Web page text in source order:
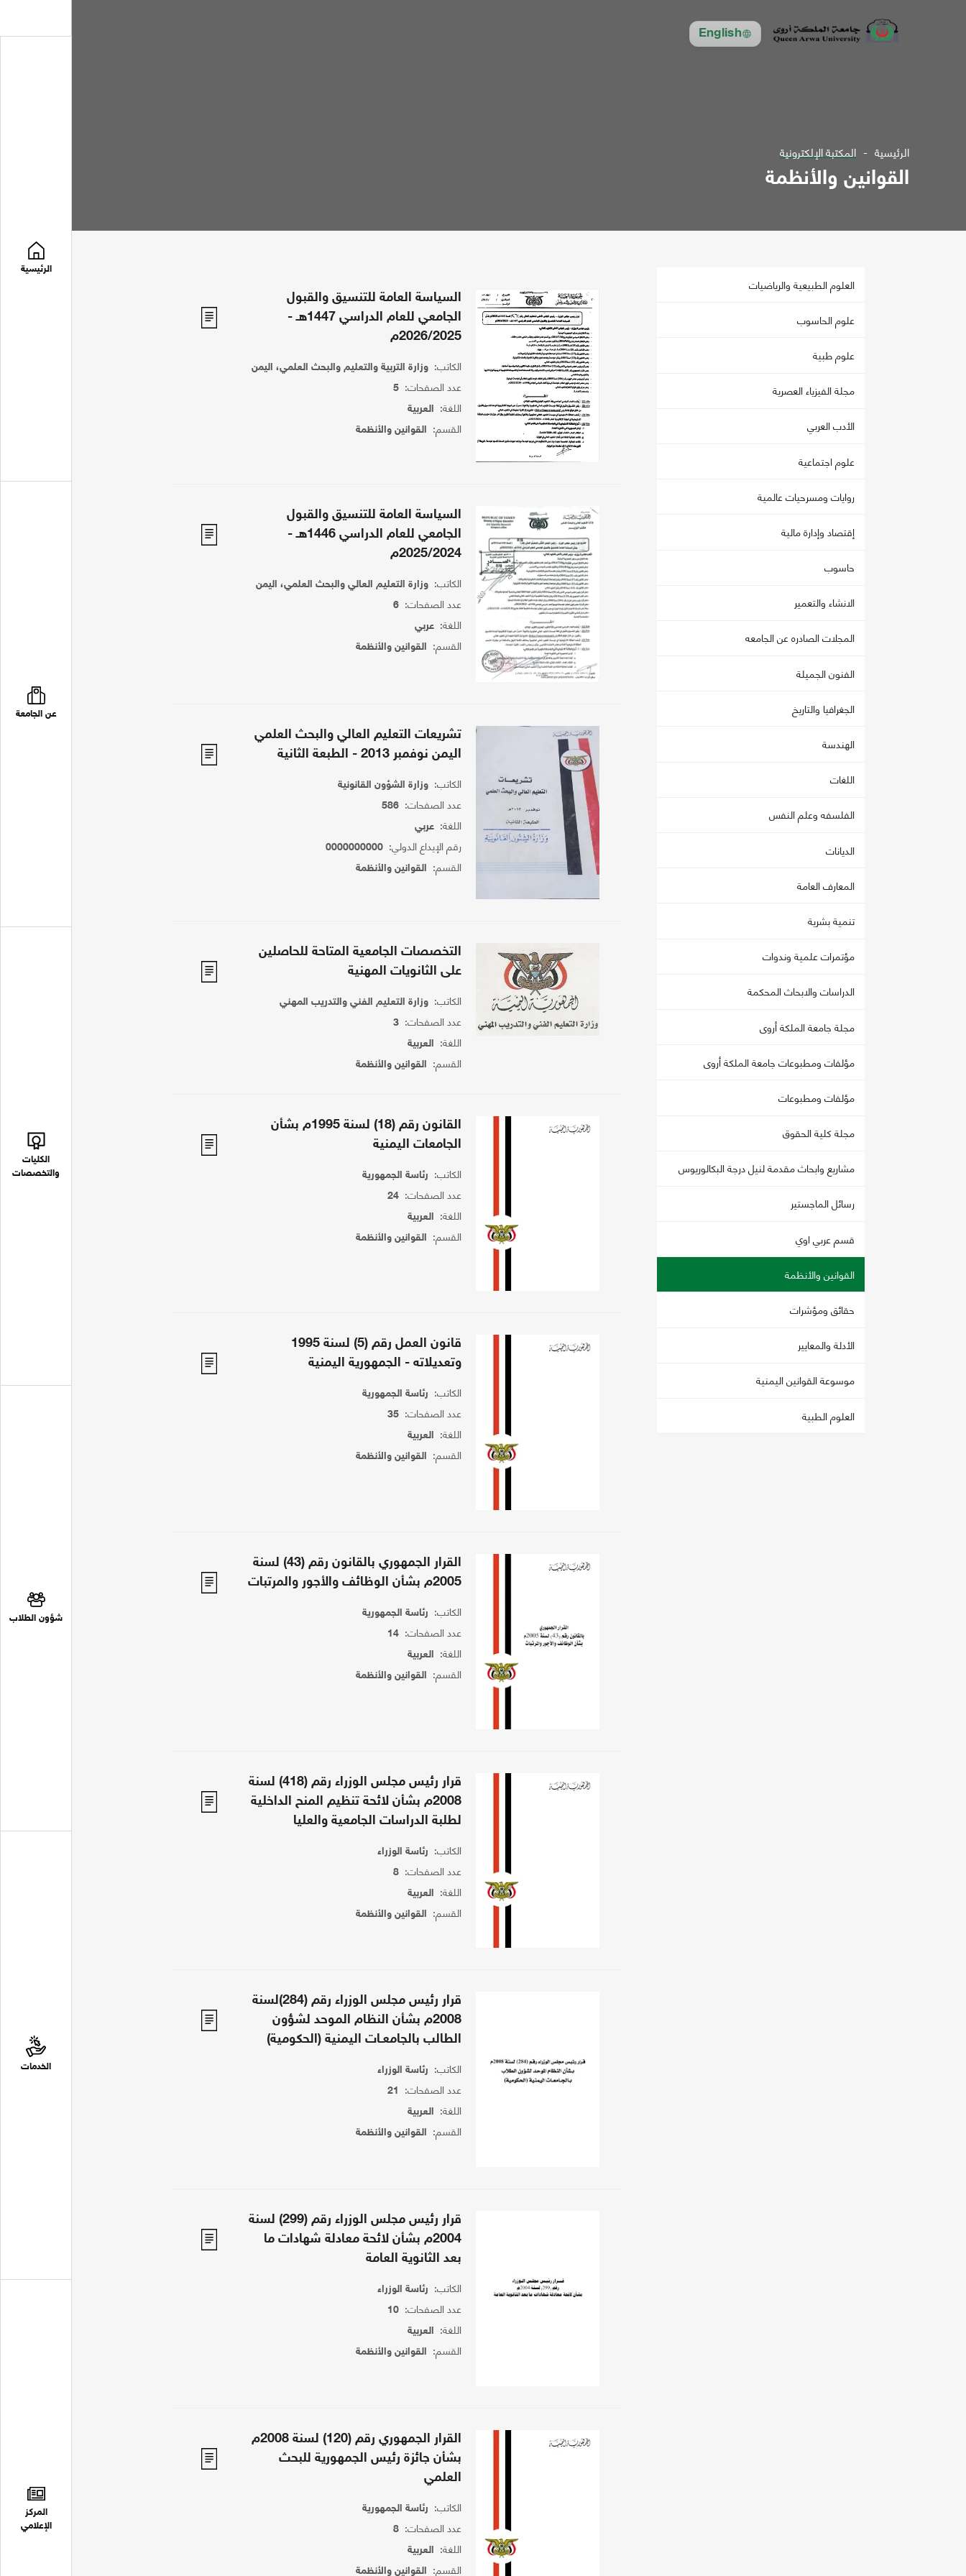
English
الرئيسية
عن الجامعة
الكليات
والتخصصات
شؤون الطلاب
الخدمات
المركز
الإعلامي
الرئيسية المكتبة الإلكترونية
القوانين والأنظمة
العلوم الطبيعية والرياضيات
علوم الحاسوب
علوم طبية
مجلة الفيزياء العصرية
الأدب العربي
علوم اجتماعية
روايات ومسرحيات عالمية
إقتصاد وإدارة مالية
حاسوب
الانشاء والتعمير
المجلات الصادره عن الجامعه
الفنون الجميلة
الجغرافيا والتاريخ
الهندسة
اللغات
الفلسفه وعلم النفس
الديانات
المعارف العامة
تنمية بشرية
مؤتمرات علمية وندوات
الدراسات والابحاث المحكمة
مجلة جامعة الملكة أروى
مؤلفات ومطبوعات جامعة الملكة أروى
مؤلفات ومطبوعات
مجلة كلية الحقوق
مشاريع وابحاث مقدمة لنيل درجة البكالوريوس
رسائل الماجستير
قسم عربي اوي
القوانين والأنظمة
حقائق ومؤشرات
الأدلة والمعايير
موسوعة القوانين اليمنية
العلوم الطبية
السياسة العامة للتنسيق والقبول
الجامعي للعام الدراسي 1447هـ -
2026/2025م
الكاتب:وزارة التربية والتعليم والبحث العلمي، اليمن
عدد الصفحات:5
اللغة: العربية
القسم: القوانين والأنظمة
السياسة العامة للتنسيق والقبول
الجامعي للعام الدراسي 1446هـ -
2025/2024م
الكاتب:وزارة التعليم العالي والبحث العلمي، اليمن
عدد الصفحات:6
اللغة:عربي
القسم: القوانين والأنظمة
تشريعات التعليم العالي والبحث العلمي
اليمن نوفمبر 2013 - الطبعة الثانية
الكاتب:وزارة الشؤون القانونية
عدد الصفحات:586
اللغة:عربي
رقم الإيداع الدولي:0000000000
القسم: القوانين والأنظمة
التخصصات الجامعية المتاحة للحاصلين
على الثانويات المهنية
الكاتب:وزارة التعليم الفني والتدريب المهني
عدد الصفحات:3
اللغة: العربية
القسم: القوانين والأنظمة
القانون رقم (18) لسنة 1995م بشأن
الجامعات اليمنية
الكاتب: رئاسة الجمهورية
عدد الصفحات:24
اللغة: العربية
القسم: القوانين والأنظمة
قانون العمل رقم (5) لسنة 1995
وتعديلاته - الجمهورية اليمنية
الكاتب: رئاسة الجمهورية
عدد الصفحات:35
اللغة: العربية
القسم: القوانين والأنظمة
القرار الجمهوري بالقانون رقم (43) لسنة
2005م بشأن الوظائف والأجور والمرتبات
الكاتب: رئاسة الجمهورية
عدد الصفحات:14
اللغة: العربية
القسم: القوانين والأنظمة
قرار رئيس مجلس الوزراء رقم (418) لسنة
2008م بشأن لائحة تنظيم المنح الداخلية
لطلبة الدراسات الجامعية والعليا
الكاتب: رئاسة الوزراء
عدد الصفحات:8
اللغة: العربية
القسم: القوانين والأنظمة
قرار رئيس مجلس الوزراء رقم (284)لسنة
2008م بشأن النظام الموحد لشؤون
الطالب بالجامعـات اليمنية (الحكومية)
الكاتب: رئاسة الوزراء
عدد الصفحات: 21
اللغة: العربية
القسم: القوانين والأنظمة
قرار رئيس مجلس الوزراء رقم (299) لسنة
2004م بشأن لائحة معادلة شهادات ما
بعد الثانوية العامة
الكاتب: رئاسة الوزراء
عدد الصفحات:10
اللغة: العربية
القسم: القوانين والأنظمة
القرار الجمهوري رقم (120) لسنة 2008م
بشأن جائزة رئيس الجمهورية للبحث
العلمي
الكاتب: رئاسة الجمهورية
عدد الصفحات:8
اللغة: العربية
القسم: القوانين والأنظمة